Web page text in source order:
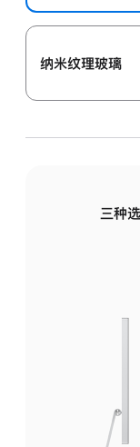
纳米纹理玻璃
三种